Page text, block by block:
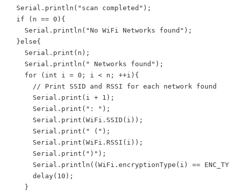
  Serial.println("scan completed");
  if (n == 0){
    Serial.println("No WiFi Networks found");
  }else{
    Serial.print(n);
    Serial.println(" Networks found");
    for (int i = 0; i < n; ++i){
      // Print SSID and RSSI for each network found
      Serial.print(i + 1);
      Serial.print(": ");
      Serial.print(WiFi.SSID(i));
      Serial.print(" (");
      Serial.print(WiFi.RSSI(i));
      Serial.print(")");
Serial.println((WiFi.encryptionType(i) ==
      delay(10);
    }